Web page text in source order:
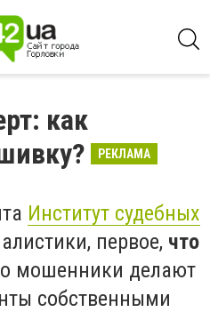
как
РЕКЛАМА
Институт судебных
первое, что
мошенники делают
собственными